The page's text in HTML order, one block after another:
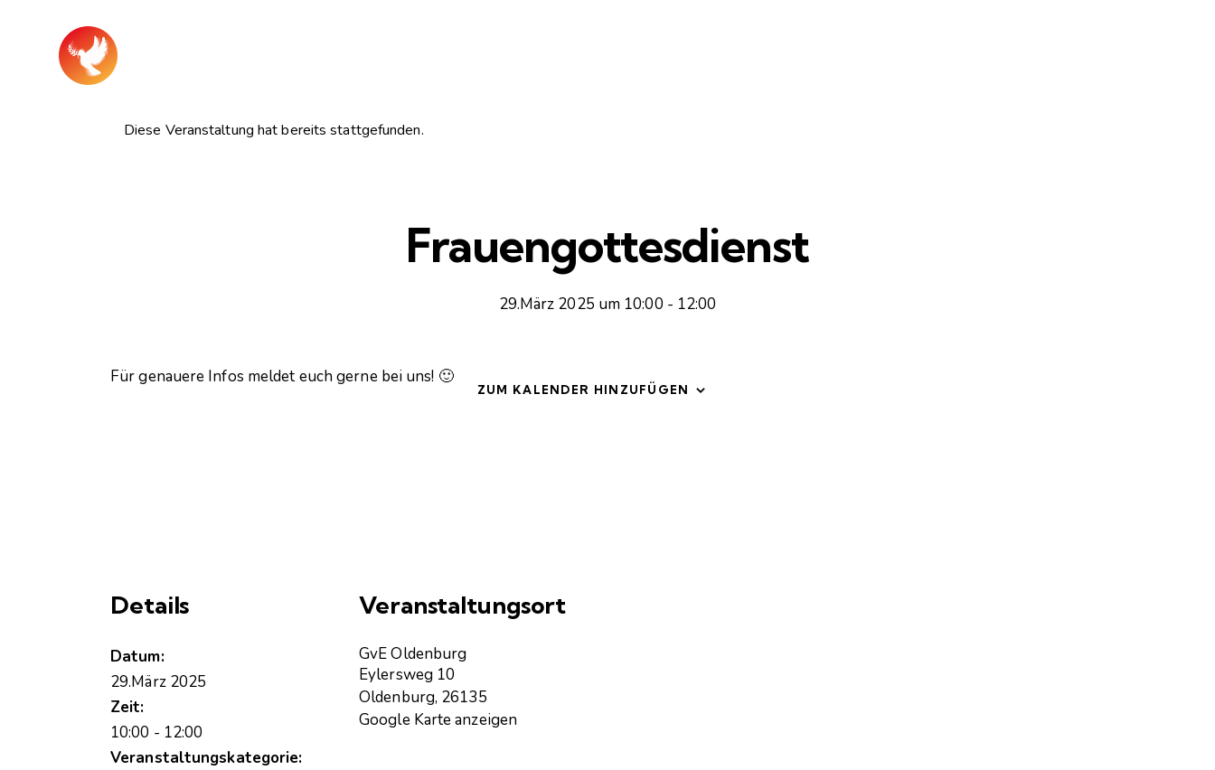
Diese Veranstaltung hat bereits stattgefunden.
Frauengottesdienst
29.März 2025 um 10:00 - 12:00
Für genauere Infos meldet euch gerne bei uns! 🙂
ZUM KALENDER HINZUFÜGEN
Details
Datum:
29.März 2025
Zeit:
10:00 - 12:00
Veranstaltungskategorie:
Veranstaltungsort
GvE Oldenburg
Eylersweg 10
Oldenburg, 26135
Google Karte anzeigen